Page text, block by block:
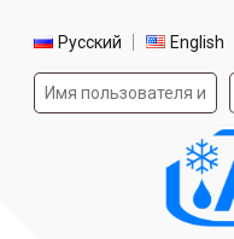
Выбор языка
Русский English
Форма